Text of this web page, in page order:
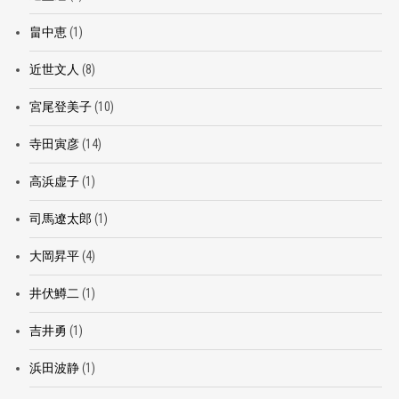
畠中恵(1)
近世文人 (8)
宮尾登美子(10)
寺田寅彦(14)
高浜虚子(1)
司馬遼太郎 (1)
大岡昇平(4)
井伏鱒二(1)
吉井勇 (1)
浜田波静(1)